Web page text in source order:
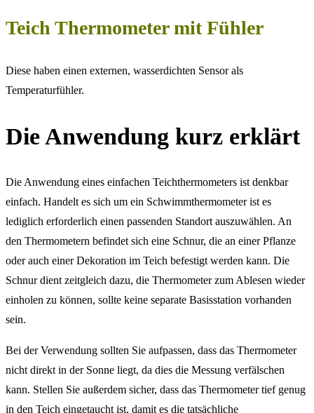
Teich Thermometer mit Fühler
Diese haben einen externen, wasserdichten Sensor als
Temperaturfühler.
Die Anwendung kurz erklärt
Die Anwendung eines einfachen Teichthermometers ist denkbar
einfach. Handelt es sich um ein Schwimmthermometer ist es
lediglich erforderlich einen passenden Standort auszuwählen. An
den Thermometern befindet sich eine Schnur, die an einer Pflanze
oder auch einer Dekoration im Teich befestigt werden kann. Die
Schnur dient zeitgleich dazu, die Thermometer zum Ablesen wieder
einholen zu können, sollte keine separate Basisstation vorhanden
sein.
Bei der Verwendung sollten Sie aufpassen, dass das Thermometer
nicht direkt in der Sonne liegt, da dies die Messung verfälschen
kann. Stellen Sie außerdem sicher, dass das Thermometer tief genug
in den Teich eingetaucht ist, damit es die tatsächliche